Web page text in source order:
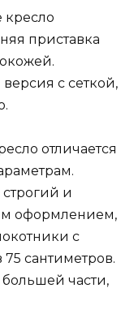
приставка
с сеткой,
отличается
и
оформлением,
с
сантиметров.
части,